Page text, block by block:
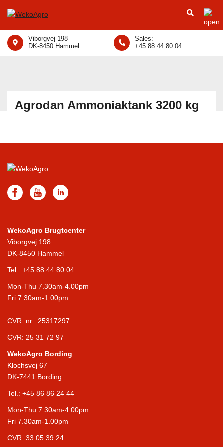
Viborgvej 198
DK-8450 Hammel
Sales:
+45 88 44 80 04
Agrodan Ammoniaktank 3200 kg
WekoAgro Brugtcenter
Viborgvej 198
DK-8450 Hammel
Tel.: +45 88 44 80 04
Mon-Thu 7.30am-4.00pm
Fri 7.30am-1.00pm
CVR. nr.: 25317297
CVR: 25 31 72 97
WekoAgro Bording
Klochsvej 67
DK-7441 Bording
Tel.: +45 86 86 24 44
Mon-Thu 7.30am-4.00pm
Fri 7.30am-1.00pm
CVR: 33 05 39 24